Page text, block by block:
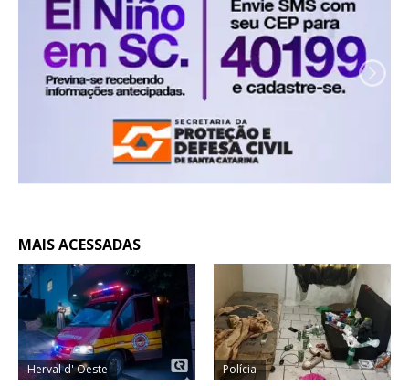
MAIS ACESSADAS
Herval d' Oeste Polícia